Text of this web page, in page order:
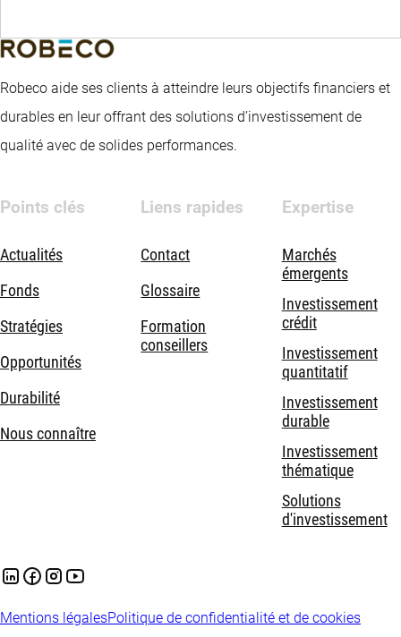
Robeco aide ses clients à atteindre leurs objectifs financiers et
durables en leur offrant des solutions d’investissement de
qualité avec de solides performances.
Points clés
Actualités
Fonds
Stratégies
Opportunités
Durabilité
Nous connaître
Liens rapides
Contact
Glossaire
Formation
conseillers
Expertise
Marchés
émergents
Investissement
crédit
Investissement
quantitatif
Investissement
durable
Investissement
thématique
Solutions
d'investissement
Mentions légalesPolitique de confidentialité et de cookies